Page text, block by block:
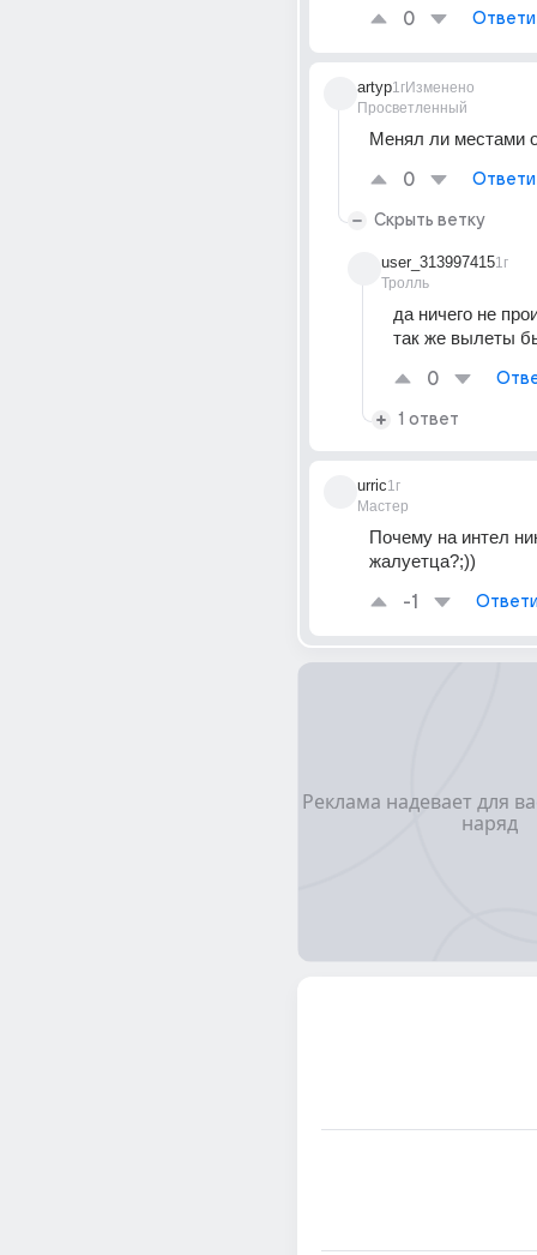
0
artyp
Просветленный
1гИзменено
Менял ли местами
0
Скрыть ветку
user_313997415
Тролль
1г
да ничего не
так же вылеты
0
1 ответ
urric
Мастер
1г
Почему на интел
жалуетца?;))
-1